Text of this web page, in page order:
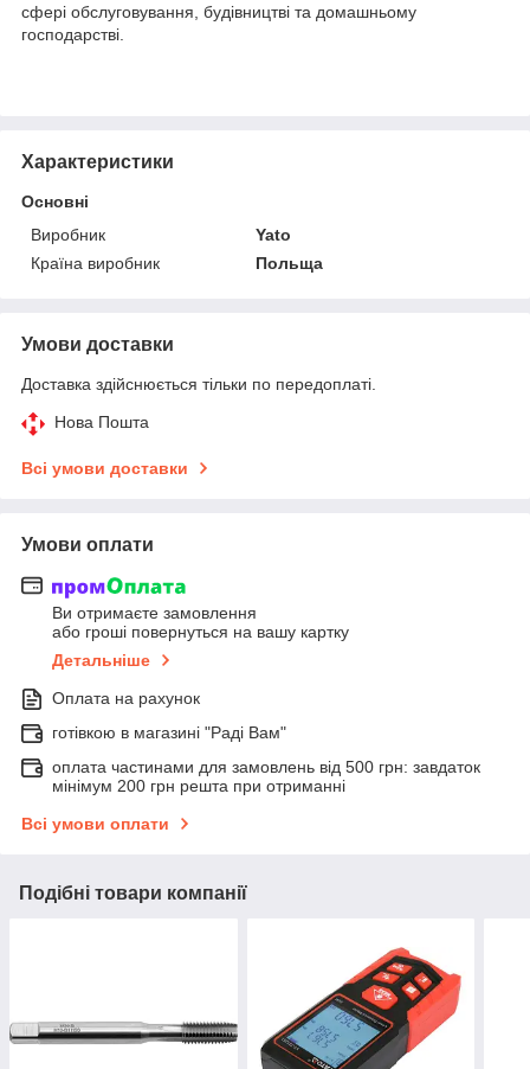
сфері обслуговування, будівництві та домашньому
господарстві.
Характеристики
Основні
Виробник
Yato
Країна виробник
Польща
Умови доставки
Доставка здійснюється тільки по передоплаті.
Нова Пошта
Всі умови доставки
Умови оплати
Ви отримаєте замовлення
або гроші повернуться на вашу картку
Детальніше
Оплата на рахунок
готівкою в магазині "Раді Вам"
оплата частинами для замовлень від 500 грн: завдаток
мінімум 200 грн решта при отриманні
Всі умови оплати
Подібні товари компанії